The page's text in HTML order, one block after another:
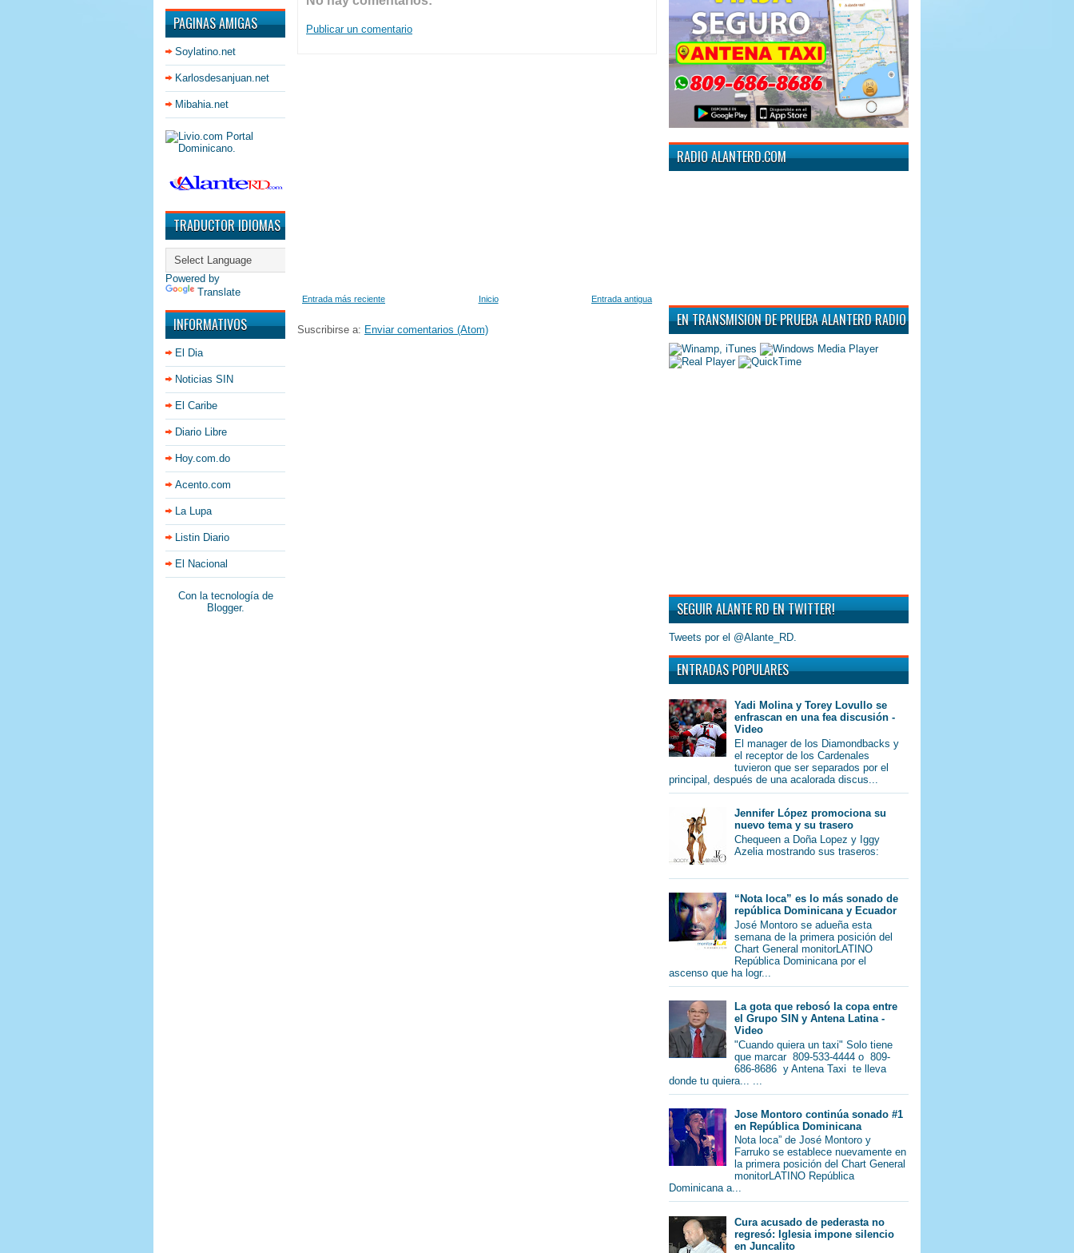
PAGINAS AMIGAS
Soylatino.net
Karlosdesanjuan.net
Mibahia.net
TRADUCTOR IDIOMAS
Powered by
Translate
INFORMATIVOS
El Dia
Noticias SIN
El Caribe
Diario Libre
Hoy.com.do
Acento.com
La Lupa
Listin Diario
El Nacional
Con la tecnología de
Blogger.
Publicar un comentario
Entrada más reciente Entrada antigua
Inicio
Suscribirse a: Enviar comentarios (Atom)
RADIO ALANTERD.COM
EN TRANSMISION DE PRUEBA ALANTERD RADIO
SEGUIR ALANTE RD EN TWITTER!
Tweets por el @Alante_RD.
ENTRADAS POPULARES
Yadi Molina y Torey Lovullo se
enfrascan en una fea discusión -
Video
El manager de los Diamondbacks y
el receptor de los Cardenales
tuvieron que ser separados por el
principal, después de una acalorada discus...
Jennifer López promociona su
nuevo tema y su trasero
Chequeen a Doña Lopez y Iggy
Azelia mostrando sus traseros:
“Nota loca” es lo más sonado de
república Dominicana y Ecuador
José Montoro se adueña esta
semana de la primera posición del
Chart General monitorLATINO
República Dominicana por el
ascenso que ha logr...
La gota que rebosó la copa entre
el Grupo SIN y Antena Latina -
Video
"Cuando quiera un taxi" Solo tiene
que marcar 809-533-4444 o 809-
686-8686 y Antena Taxi te lleva
donde tu quiera... ...
Jose Montoro continúa sonado #1
en República Dominicana
Nota loca” de José Montoro y
Farruko se establece nuevamente en
la primera posición del Chart General
monitorLATINO República
Dominicana a...
Cura acusado de pederasta no
regresó: Iglesia impone silencio
en Juncalito